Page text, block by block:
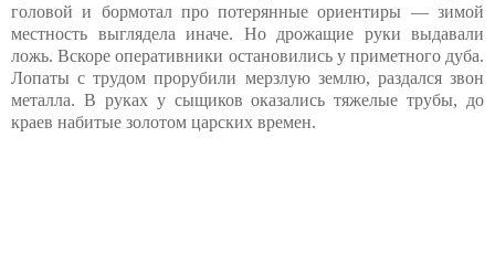
головой и бормотал про потерянные ориентиры — зимой
местность выглядела иначе. Но дрожащие руки выдавали
ложь. Вскоре оперативники остановились у приметного дуба.
Лопаты с трудом прорубили мерзлую землю, раздался звон
металла. В руках у сыщиков оказались тяжелые трубы, до
краев набитые золотом царских времен.